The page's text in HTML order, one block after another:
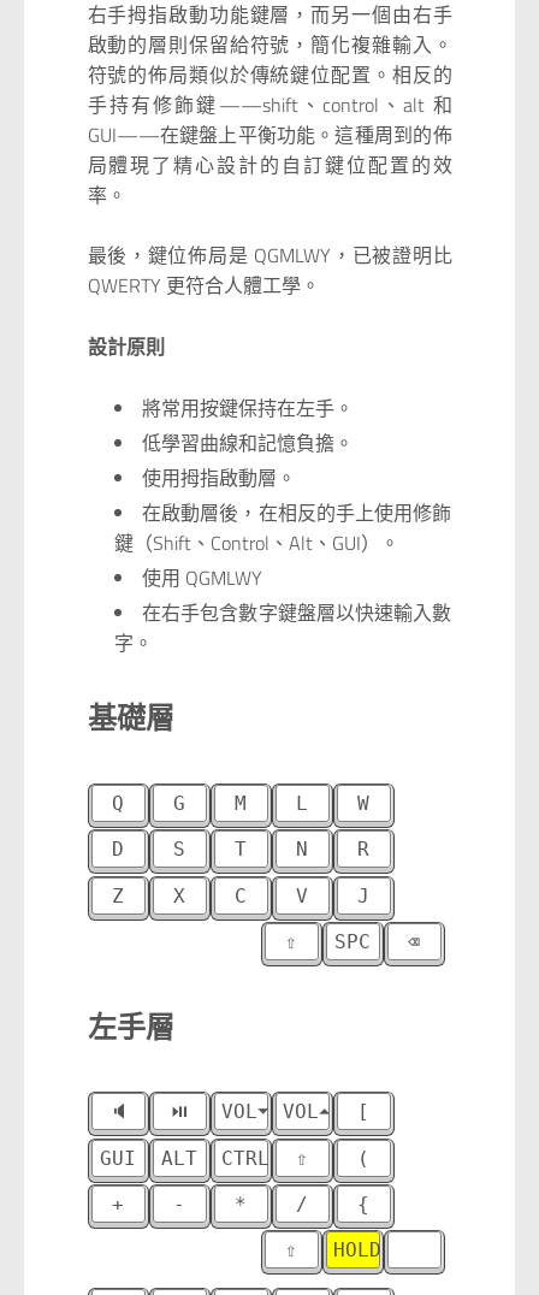
右手拇指啟動功能鍵層，而另一個由右手
啟動的層則保留給符號，簡化複雜輸入。
符號的佈局類似於傳統鍵位配置。相反的
手持有修飾鍵——shift、control、alt 和
GUI——在鍵盤上平衡功能。這種周到的佈
局體現了精心設計的自訂鍵位配置的效
率。
最後，鍵位佈局是 QGMLWY，已被證明比
QWERTY 更符合人體工學。
設計原則
將常用按鍵保持在左手。
低學習曲線和記憶負擔。
使用拇指啟動層。
在啟動層後，在相反的手上使用修飾
鍵（Shift、Control、Alt、GUI）。
使用 QGMLWY
在右手包含數字鍵盤層以快速輸入數
字。
基礎層
Q G M L W
D S T N R
Z X C V J
⇧ SPC ⌫
左手層
🔈 ⏯ VOL⏷ VOL⏶ [
GUI ALT CTRL ⇧ (
+ - * / {
⇧ HOLD